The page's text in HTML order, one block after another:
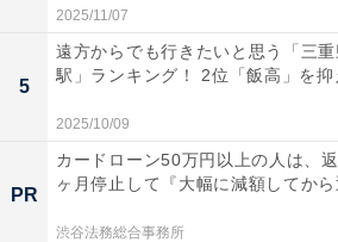
名。高松ナンバーを見ると「香川
し、県庁所在地としての誇りや存
女性／秋田県）、「四国唯一の都市
トだから」（40代女性／三重県）
た。
2025/11/07
5
遠方からでも行きたいと思う「三
駅」ランキング！ 2位「飯高」を抑
2025/10/09
PR
カードローン50万円以上の人は、
ヶ月停止して『大幅に減額してから
渋谷法務総合事務所